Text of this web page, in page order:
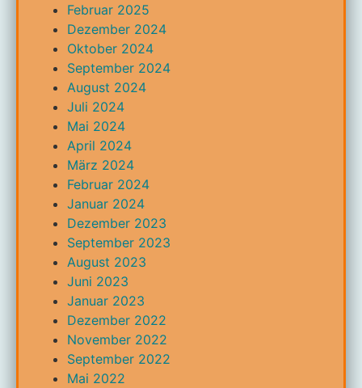
Februar 2025
Dezember 2024
Oktober 2024
September 2024
August 2024
Juli 2024
Mai 2024
April 2024
März 2024
Februar 2024
Januar 2024
Dezember 2023
September 2023
August 2023
Juni 2023
Januar 2023
Dezember 2022
November 2022
September 2022
Mai 2022